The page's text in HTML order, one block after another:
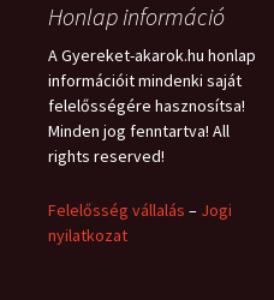
Honlap információ
A Gyereket-akarok.hu honlap
információit mindenki saját
felelősségére hasznosítsa!
Minden jog fenntartva! All
rights reserved!
Felelősség vállalás – Jogi
nyilatkozat